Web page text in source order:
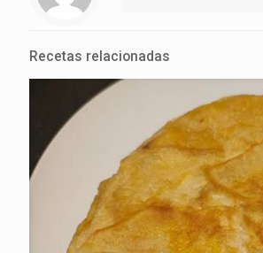
Recetas relacionadas